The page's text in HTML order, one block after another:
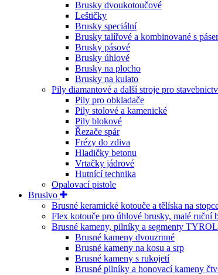
Brusky dvoukotoučové
Leštičky
Brusky speciální
Brusky talířové a kombinované s
Brusky pásové
Brusky úhlové
Brusky na plocho
Brusky na kulato
Pily diamantové a další stroje pro
Pily pro obkladače
Pily stolové a kamenické
Pily blokové
Řezače spár
Frézy do zdiva
Hladičky betonu
Vrtačky jádrové
Hutnící technika
Opalovací pistole
Brusivo
Brusné keramické kotouče a tělíska na
Flex kotouče pro úhlové brusky, malé ruční
Brusné kameny, pilníky a segmenty
Brusné kameny dvouzrnné
Brusné kameny na kosu a srp
Brusné kameny s rukojetí
Brusné pilníky a honovací kameny